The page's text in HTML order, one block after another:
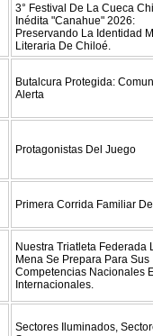
3° Festival De La Cueca
Inédita "Canahue" 2026:
Preservando La Identidad
Literaria De Chiloé.
Butalcura Protegida:
Alerta
Protagonistas Del Juego
Primera Corrida Familiar
Nuestra Triatleta Federada
Mena Se Prepara Para Sus
Competencias Nacionales
Internacionales.
Sectores Iluminados,